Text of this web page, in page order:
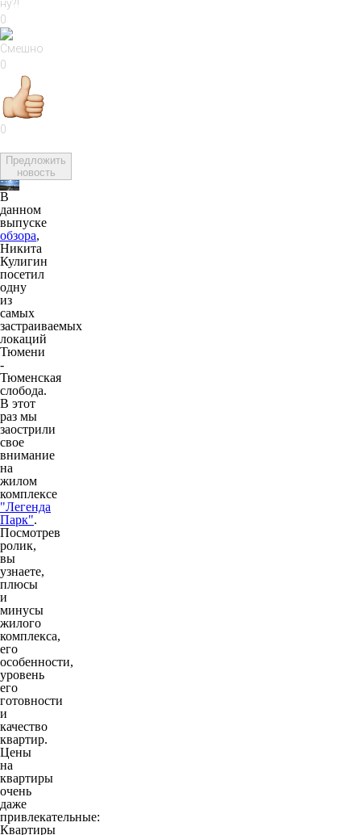
0
0
0
Предложить
новость
В
данном
выпуске
обзора,
Никита
Кулигин
посетил
одну
из
самых
застраиваемых
локаций
Тюмени
-
Тюменская
слобода.
В этот
раз мы
заострили
свое
внимание
на
жилом
комплексе
"Легенда
Парк".
Посмотрев
ролик,
вы
узнаете,
плюсы
и
минусы
жилого
комплекса,
его
особенности,
уровень
его
готовности
и
качество
квартир.
Цены
на
квартиры
очень
даже
привлекательные:
Квартиры